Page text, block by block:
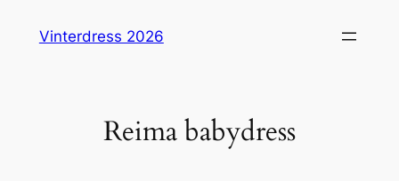
Vinterdress 2026
Reima babydress